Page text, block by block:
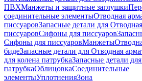
ПВХМанжеты и защитные заглушки
соединительные элементыОтводная
писсуаровЗапасные детали для
писсуаровCифоны для писсуаров
Cифоны для писсуаровМанжеты
бидеЗапасные детали для Отводная
для колена патрубкаЗапасные детали
патрубкаОблицовкаСоединительные
элементыУплотненияЗона